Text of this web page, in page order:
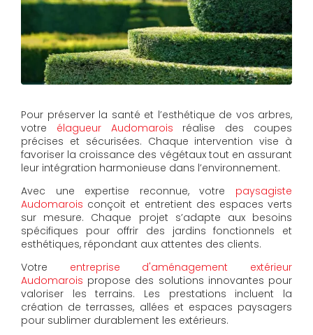
Pour préserver la santé et l’esthétique de vos arbres,
votre élagueur Audomarois réalise des coupes
précises et sécurisées. Chaque intervention vise à
favoriser la croissance des végétaux tout en assurant
leur intégration harmonieuse dans l’environnement.
Avec une expertise reconnue, votre paysagiste
Audomarois conçoit et entretient des espaces verts
sur mesure. Chaque projet s’adapte aux besoins
spécifiques pour offrir des jardins fonctionnels et
esthétiques, répondant aux attentes des clients.
Votre entreprise d'aménagement extérieur
Audomarois propose des solutions innovantes pour
valoriser les terrains. Les prestations incluent la
création de terrasses, allées et espaces paysagers
pour sublimer durablement les extérieurs.